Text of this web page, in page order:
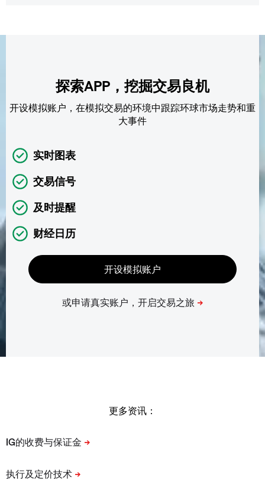
探索APP，挖掘交易良机
开设模拟账户，在模拟交易的环境中跟踪环球市场走势和重
大事件
实时图表
交易信号
及时提醒
财经日历
更多资讯：